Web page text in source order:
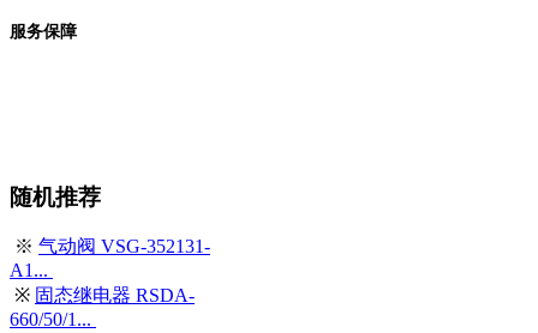
服务保障
随机推荐
※ 气动阀 VSG-352131-
A1...
※ 固态继电器 RSDA-
660/50/1...